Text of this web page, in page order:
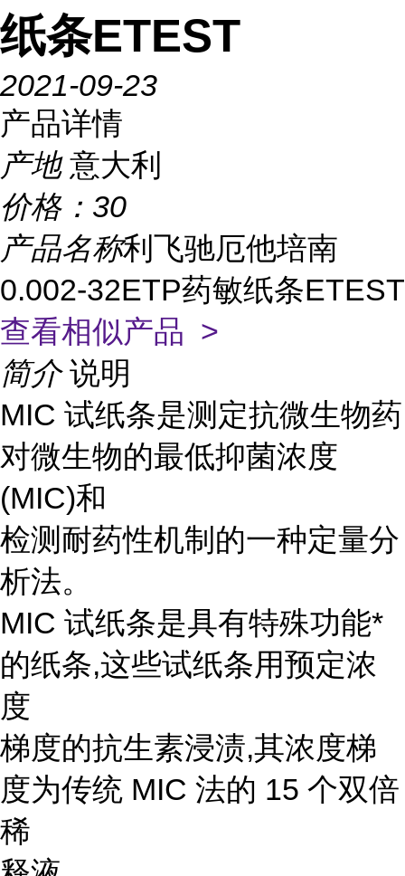
纸条ETEST
2021-09-23
产品详情
产地 意大利
价格： 30
产品名称利飞驰厄他培南
0.002-32ETP药敏纸条ETEST
查看相似产品 >
简介 说明
MIC 试纸条是测定抗微生物药
对微生物的最低抑菌浓度
(MIC)和
检测耐药性机制的一种定量分
析法。
MIC 试纸条是具有特殊功能*
的纸条,这些试纸条用预定浓
度
梯度的抗生素浸渍,其浓度梯
度为传统 MIC 法的 15 个双倍
稀